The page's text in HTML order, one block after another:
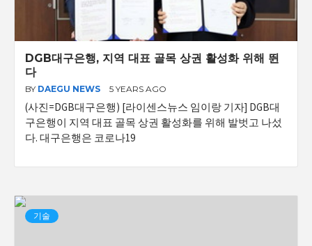
DGB대구은행, 지역 대표 골목 상권 활성화 위해 뛴
다
BY DAEGU NEWS 5 YEARS AGO
(사진=DGB대구은행) [라이센스뉴스 임이랑 기자] DGB대
구은행이 지역 대표 골목 상권 활성화를 위해 발벗고 나섰
다. 대구은행은 코로나19
기술